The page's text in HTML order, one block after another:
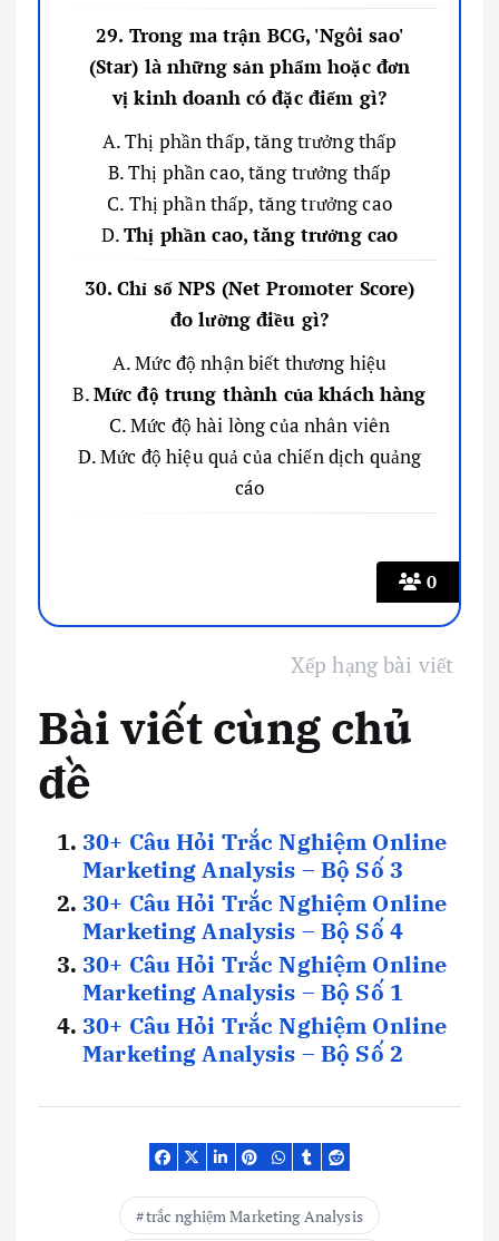
0
29. Trong ma trận BCG, 'Ngôi sao'
(Star) là những sản phẩm hoặc đơn
vị kinh doanh có đặc điểm gì?
A. Thị phần thấp, tăng trưởng thấp
B. Thị phần cao, tăng trưởng thấp
C. Thị phần thấp, tăng trưởng cao
D.Thị phần cao, tăng trưởng cao
30. Chỉ số NPS (Net Promoter Score)
đo lường điều gì?
A. Mức độ nhận biết thương hiệu
B.Mức độ trung thành của khách hàng
C. Mức độ hài lòng của nhân viên
D. Mức độ hiệu quả của chiến dịch quảng
cáo
Xếp hạng bài viết
Bài viết cùng chủ
đề
30+ Câu Hỏi Trắc Nghiệm Online
Marketing Analysis – Bộ Số 3
30+ Câu Hỏi Trắc Nghiệm Online
Marketing Analysis – Bộ Số 4
30+ Câu Hỏi Trắc Nghiệm Online
Marketing Analysis – Bộ Số 1
30+ Câu Hỏi Trắc Nghiệm Online
Marketing Analysis – Bộ Số 2
trắc nghiệm Marketing Analysis